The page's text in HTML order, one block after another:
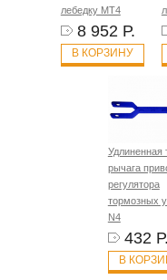
лебедку MT4
8 952 Р.
В КОРЗИНУ
Удлиненная
рычага
регулятора
тормозных
N4
432 Р.
В